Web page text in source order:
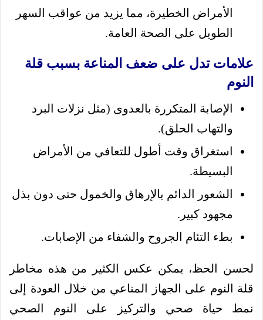
الأمراض الخطيرة، مما يزيد من عواقب السهر
الطويل على الصحة العامة.
علامات تدل على ضعف المناعة بسبب قلة
النوم
الإصابة المتكررة بالعدوى (مثل نزلات البرد
والتهاب الحلق).
استغراق وقت أطول للتعافي من الأمراض
البسيطة.
الشعور الدائم بالإرهاق والخمول حتى دون بذل
مجهود كبير.
بطء التئام الجروح والشفاء من الإصابات.
لحسن الحظ، يمكن عكس الكثير من هذه مخاطر
قلة النوم على الجهاز المناعي من خلال العودة إلى
نمط حياة صحي والتركيز على النوم الصحي